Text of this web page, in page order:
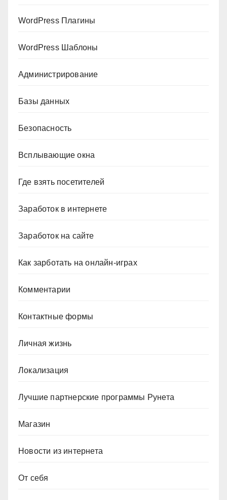
WordPress Плагины
WordPress Шаблоны
Администрирование
Базы данных
Безопасность
Всплывающие окна
Где взять посетителей
Заработок в интернете
Заработок на сайте
Как зарботать на онлайн-играх
Комментарии
Контактные формы
Личная жизнь
Локализация
Лучшие партнерские программы Рунета
Магазин
Новости из интернета
От себя